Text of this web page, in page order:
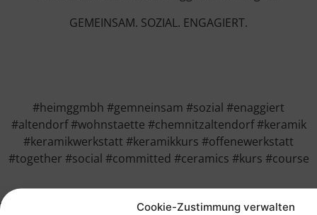
Cookie-Zustimmung verwalten
GEMEINSAM. SOZIAL. ENGAGIERT.
#heimggmbh #gemneinsam #sozial #enaggiert
#altendorf #wohnstaette #chemnitzaltendorf #keramik
#keramikwerkstatt #keramikkurs #offenewerkstatt
#together #social #committed #ceramics #kurs #course